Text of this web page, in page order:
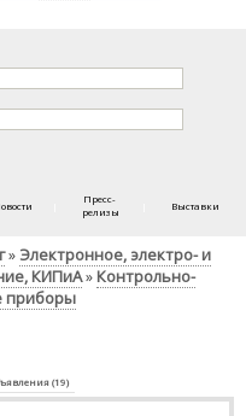
Пресс-
релизы
Выставки
» Электронное, электро- и
КИПиА» Контрольно-
приборы
(19)